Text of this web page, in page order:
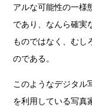
アルな可能性の一様
であり、なんら確実
ものではなく、むし
のである。
このようなデジタル
を利用している写真